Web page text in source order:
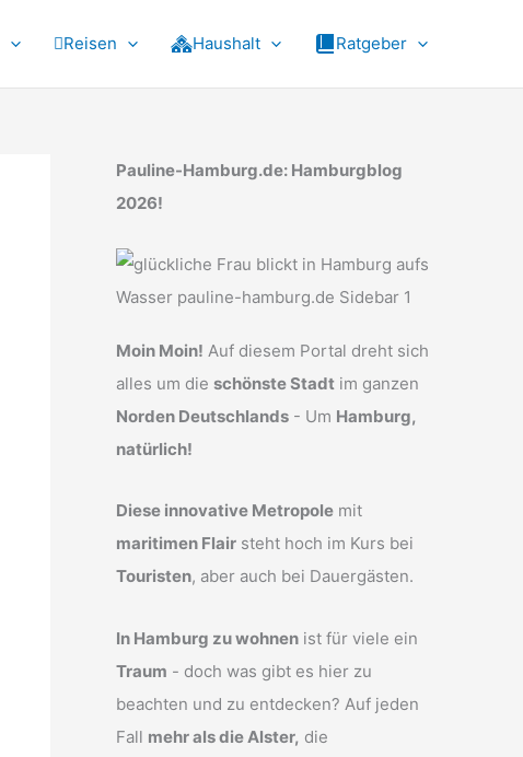
Reisen Haushalt Ratgeber
Pauline-Hamburg.de: Hamburgblog
2026!
Moin Moin! Auf diesem Portal dreht sich
alles um die schönste Stadt im ganzen
Norden Deutschlands - Um Hamburg,
natürlich!
Diese innovative Metropole mit
maritimen Flair steht hoch im Kurs bei
Touristen, aber auch bei Dauergästen.
In Hamburg zu wohnen ist für viele ein
Traum - doch was gibt es hier zu
beachten und zu entdecken? Auf jeden
Fall mehr als die Alster, die